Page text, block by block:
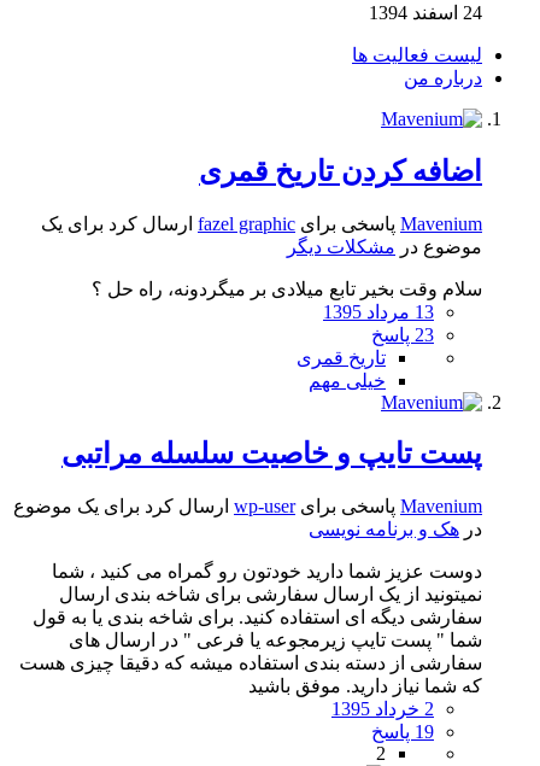
24 اسفند 1394
لیست فعالیت ها
درباره من
اضافه کردن تاریخ قمری
Mavenium پاسخی برای fazel graphic ارسال کرد برای یک
موضوع در مشکلات دیگر
سلام وقت بخیر تابع میلادی بر میگردونه، راه حل ؟
13 مرداد 1395
23 پاسخ
تاریخ قمری
خیلی مهم
پست تایپ و خاصیت سلسله مراتبی
Mavenium پاسخی برایwp-user ارسال کرد برای یک موضوع
در هک و برنامه نویسی
دوست عزیز شما دارید خودتون رو گمراه می کنید ، شما
نمیتونید از یک ارسال سفارشی برای شاخه بندی ارسال
سفارشی دیگه ای استفاده کنید. برای شاخه بندی یا به قول
شما " پست تایپ زیرمجوعه یا فرعی " در ارسال های
سفارشی از دسته بندی استفاده میشه که دقیقا چیزی هست
که شما نیاز دارید. موفق باشید
2 خرداد 1395
19 پاسخ
2